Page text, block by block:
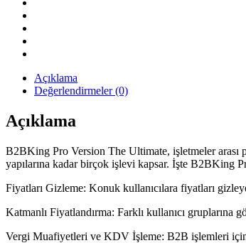
WordPress
Bayilik
Eklentisi
quantity
Açıklama
Değerlendirmeler (0)
Açıklama
B2BKing Pro Version The Ultimate, işletmeler arası
yapılarına kadar birçok işlevi kapsar. İşte B2BKing
Fiyatları Gizleme: Konuk kullanıcılara fiyatları
Katmanlı Fiyatlandırma: Farklı kullanıcı
Vergi Muafiyetleri ve KDV İşleme: B2B işlemleri